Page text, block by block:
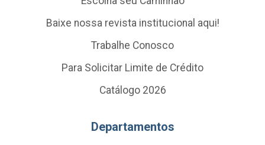
Baixe nossa revista institucional aqui!
Trabalhe Conosco
Para Solicitar Limite de Crédito
Catálogo 2026
Departamentos